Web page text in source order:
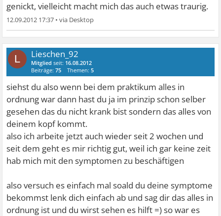
genickt, vielleicht macht mich das auch etwas traurig.
12.09.2012 17:37 •
L Lieschen_92
Mitglied seit: 16.08.2012
Beiträge:75 Themen:5
siehst du also wenn bei dem praktikum alles in
ordnung war dann hast du ja im prinzip schon selber
gesehen das du nicht krank bist sondern das alles von
deinem kopf kommt.
also ich arbeite jetzt auch wieder seit 2 wochen und
seit dem geht es mir richtig gut, weil ich gar keine zeit
hab mich mit den symptomen zu beschäftigen
also versuch es einfach mal soald du deine symptome
bekommst lenk dich einfach ab und sag dir das alles in
ordnung ist und du wirst sehen es hilft =) so war es